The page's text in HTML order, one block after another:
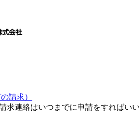
請求）
求連絡はいつまでに申請をすればい